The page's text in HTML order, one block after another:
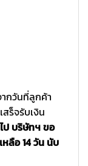
ากวันที่ลูกค้า
ร็จรับเงิน
ป บริษัทฯ ขอ
หลือ 14 วัน นับ